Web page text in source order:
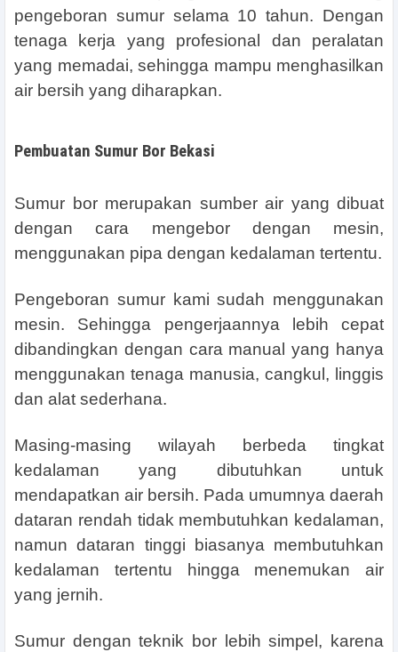
pengeboran sumur selama 10 tahun. Dengan
tenaga kerja yang profesional dan peralatan
yang memadai, sehingga mampu menghasilkan
air bersih yang diharapkan.
Pembuatan Sumur Bor Bekasi
Sumur bor merupakan sumber air yang dibuat
dengan cara mengebor dengan mesin,
menggunakan pipa dengan kedalaman tertentu.
Pengeboran sumur kami sudah menggunakan
mesin. Sehingga pengerjaannya lebih cepat
dibandingkan dengan cara manual yang hanya
menggunakan tenaga manusia, cangkul, linggis
dan alat sederhana.
Masing-masing wilayah berbeda tingkat
kedalaman yang dibutuhkan untuk
mendapatkan air bersih. Pada umumnya daerah
dataran rendah tidak membutuhkan kedalaman,
namun dataran tinggi biasanya membutuhkan
kedalaman tertentu hingga menemukan air
yang jernih.
Sumur dengan teknik bor lebih simpel, karena